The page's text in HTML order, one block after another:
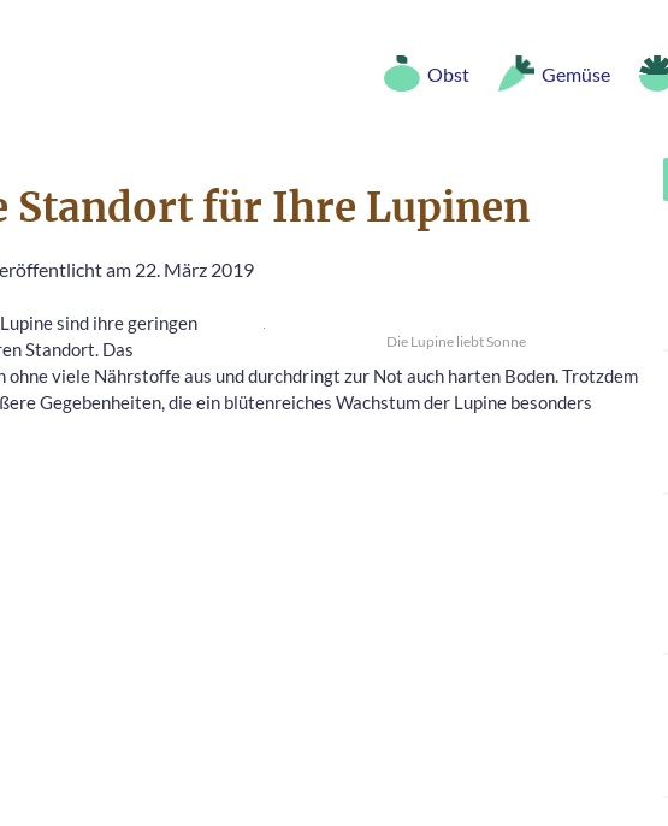
Obst Gemüse
Standort für Ihre Lupinen
am 22. März 2019
Die Lupine liebt Sonne
sind ihre geringen
Standort. Das
ohne viele Nährstoffe aus und durchdringt zur Not auch harten Boden. Trotzdem
Gegebenheiten, die ein blütenreiches Wachstum der Lupine besonders